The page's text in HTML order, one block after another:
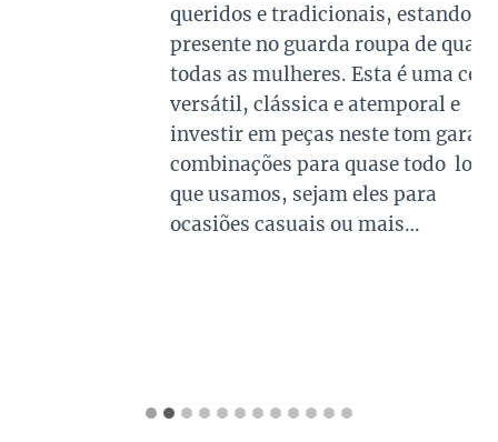
queridos e tradicionais, estando
presente no guarda roupa de quase
todas as mulheres. Esta é uma cor
versátil, clássica e atemporal e
investir em peças neste tom garante
combinações para quase todo look
que usamos, sejam eles para
ocasiões casuais ou mais…